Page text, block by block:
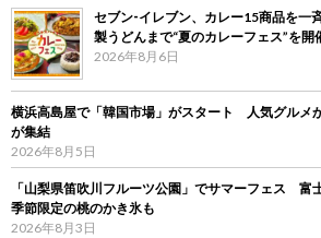
セブン‐イレブン、カレー15商品を
製うどんまで“夏のカレーフェス”を開
2026年8月6日
横浜高島屋で「韓国市場」がスタート 人気グルメ
が集結
2026年8月5日
「山梨県笛吹川フルーツ公園」でサマーフェス 富
季節限定の桃のかき氷も
2026年8月3日